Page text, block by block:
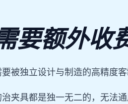
要额外收
被独立设计与制造的高精度客
夹具都是独一无二的，无法通